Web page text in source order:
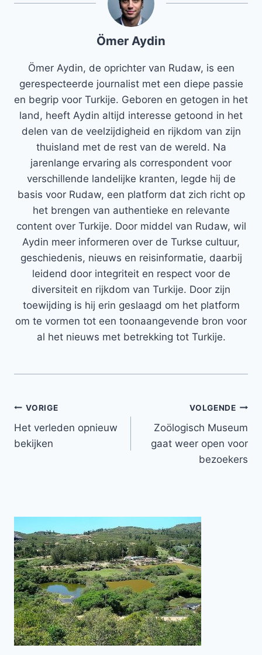
Ömer Aydin
Ömer Aydin, de oprichter van Rudaw, is een
gerespecteerde journalist met een diepe passie
en begrip voor Turkije. Geboren en getogen in het
land, heeft Aydin altijd interesse getoond in het
delen van de veelzijdigheid en rijkdom van zijn
thuisland met de rest van de wereld. Na
jarenlange ervaring als correspondent voor
verschillende landelijke kranten, legde hij de
basis voor Rudaw, een platform dat zich richt op
het brengen van authentieke en relevante
content over Turkije. Door middel van Rudaw, wil
Aydin meer informeren over de Turkse cultuur,
geschiedenis, nieuws en reisinformatie, daarbij
leidend door integriteit en respect voor de
diversiteit en rijkdom van Turkije. Door zijn
toewijding is hij erin geslaagd om het platform
om te vormen tot een toonaangevende bron voor
al het nieuws met betrekking tot Turkije.
Bericht
navigatie
VORIGE
Het verleden opnieuw
bekijken
VOLGENDE
Zoölogisch Museum
gaat weer open voor
bezoekers